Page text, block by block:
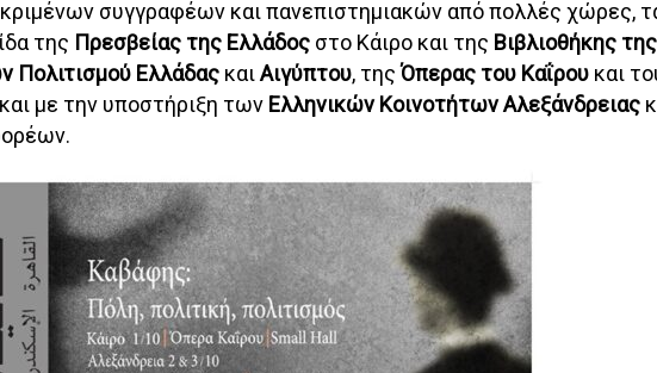
συγγραφέων και πανεπιστημιακών από πολλές χώρες,
της Πρεσβείας της Ελλάδοςστο Κάιρο και της Βιβλιοθήκης
Πολιτισμού ΕλλάδαςκαιΑιγύπτου, τηςΌπερας του Καΐρου και
με την υποστήριξη των Ελληνικών Κοινοτήτων Αλεξάνδρειας